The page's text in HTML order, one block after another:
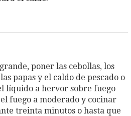
poner las cebollas, los
papas y el caldo de pescado o
líquido a hervor sobre fuego
fuego a moderado y cocinar
treinta minutos o hasta que